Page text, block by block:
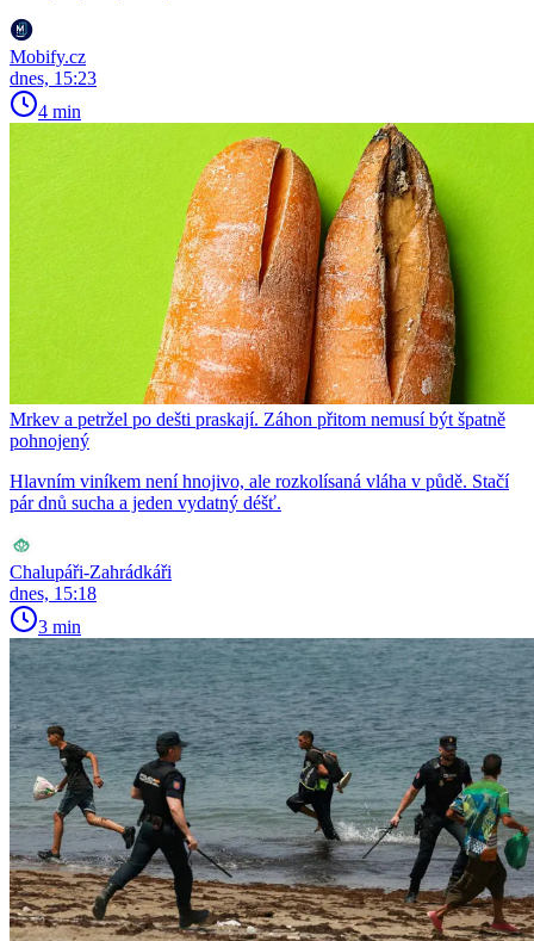
Mobify.cz
dnes, 15:23
4 min
Mrkev a petržel po dešti praskají. Záhon přitom nemusí být špatně
pohnojený
Hlavním viníkem není hnojivo, ale rozkolísaná vláha v půdě. Stačí
pár dnů sucha a jeden vydatný déšť.
Chalupáři-Zahrádkáři
dnes, 15:18
3 min